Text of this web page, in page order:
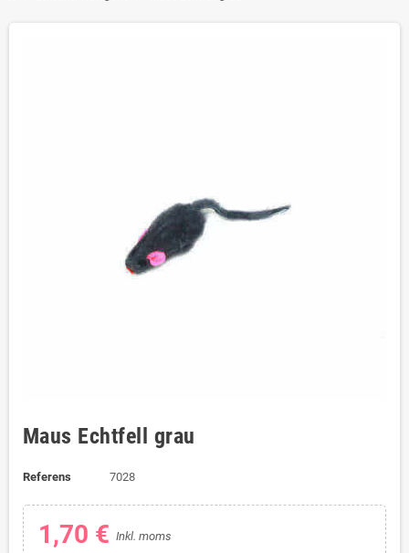
Maus Echtfell grau
Referens 7028
1,70 € Inkl. moms